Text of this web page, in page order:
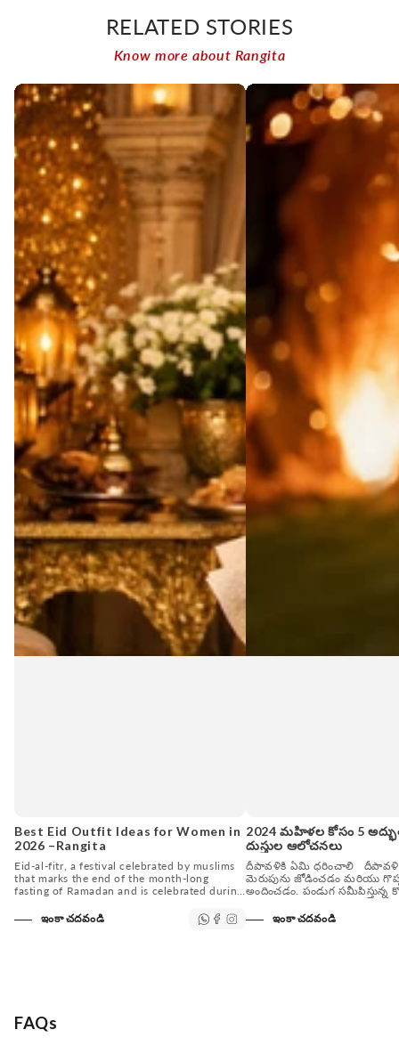
RELATED STORIES
Know more about Rangita
Best Eid Outfit Ideas for Women in
2026 –Rangita
Eid-al-fitr, a festival celebrated by muslims
that marks the end of the month-long
fasting of Ramadan and is celebrated during
month of...
ఇంకా చదవండి
2024 మహిళల కోసం 5
దుస్తుల ఆలోచనలు
దీపావళికి ఏమి ధరించాలి దీపావళి
మెరుపును జోడించడం మరియు
అందించడం. పండుగ సమీపిస్తున్న
ధరించడానికి సిద్ధంగా ఉండండి. ఈ
ఇంకా చదవండి
FAQs